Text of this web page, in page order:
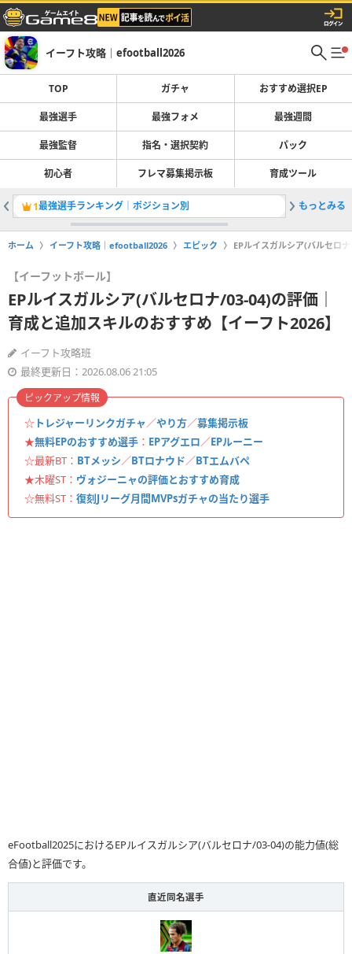
イーフト攻略｜efootball2026
TOP ガチャ おすすめ選択EP
最強選手 最強フォメ 最強週間
最強監督 指名・選択契約 パック
初心者 フレマ募集掲示板 育成ツール
1最強選手ランキング｜ポジション別 2
もっとみる
ホーム イーフト攻略｜efootball2026 エピック EPルイスガルシア(バルセロ
【イーフットボール】
EPルイスガルシア(バルセロナ/03-04)の評価｜
育成と追加スキルのおすすめ【イーフト2026】
イーフト攻略班
最終更新日：2026.08.06 21:05
☆ トレジャーリンクガチャ／やり方／募集掲示板
★無料EPのおすすめ選手 ： EPアグエロ／EPルーニー
☆最新BT： BTメッシ／BTロナウド／BTエムバペ
★木曜ST： ヴォジーニャの評価とおすすめ育成
☆無料ST： 復刻Jリーグ月間MVPsガチャの当たり選手
ピックアップ情報
eFootball2025におけるEPルイスガルシア(バルセロナ/03-04)の能力値(総
合値)と評価です。
直近同名選手